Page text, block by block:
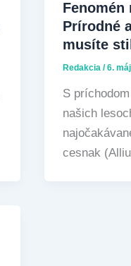
Fenomén
Prírodné
musíte
Redakcia /6.
S
našich
cesnak